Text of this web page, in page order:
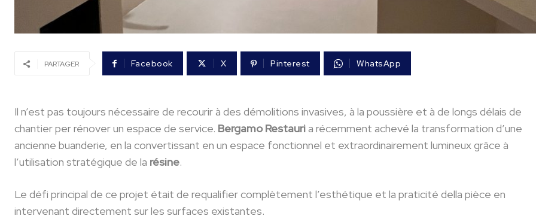
PARTAGER Facebook X Pinterest WhatsApp
Il n’est pas toujours nécessaire de recourir à des démolitions invasives, à la poussière et à de longs délais de
chantier per rénover un espace de service. Bergamo Restauria récemment achevé la transformation d’une
ancienne buanderie, en la convertissant en un espace fonctionnel et extraordinairement lumineux grâce à
l’utilisation stratégique de la résine.
Le défi principal de ce projet était de requalifier complètement l’esthétique et la praticité della pièce en
intervenant directement sur les surfaces existantes.